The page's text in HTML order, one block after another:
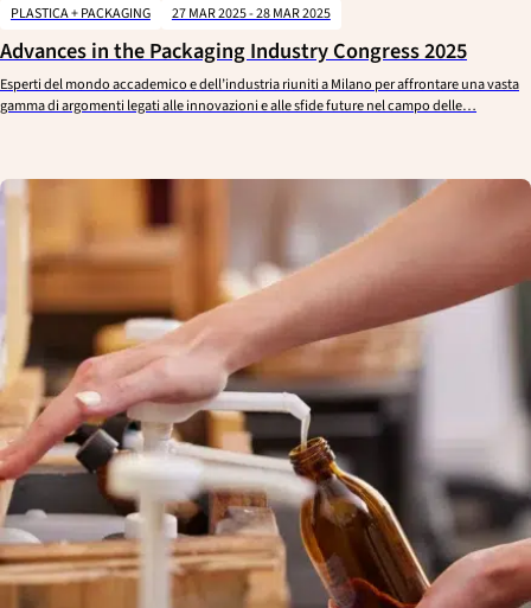
PLASTICA + PACKAGING 27 MAR 2025 - 28 MAR 2025
Advances in the Packaging Industry Congress 2025
Esperti del mondo accademico e dell’industria riuniti a Milano per affrontare una vasta
gamma di argomenti legati alle innovazioni e alle sfide future nel campo delle…